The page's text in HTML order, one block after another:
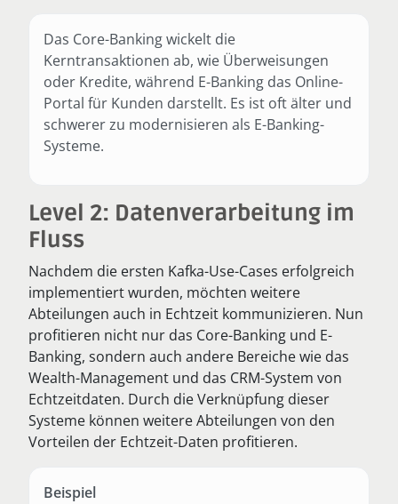
Das Core-Banking wickelt die
Kerntransaktionen ab, wie Überweisungen
oder Kredite, während E-Banking das Online-
Portal für Kunden darstellt. Es ist oft älter und
schwerer zu modernisieren als E-Banking-
Systeme.
Level 2: Datenverarbeitung im
Fluss
Nachdem die ersten Kafka-Use-Cases erfolgreich
implementiert wurden, möchten weitere
Abteilungen auch in Echtzeit kommunizieren. Nun
profitieren nicht nur das Core-Banking und E-
Banking, sondern auch andere Bereiche wie das
Wealth-Management und das CRM-System von
Echtzeitdaten. Durch die Verknüpfung dieser
Systeme können weitere Abteilungen von den
Vorteilen der Echtzeit-Daten profitieren.
Beispiel